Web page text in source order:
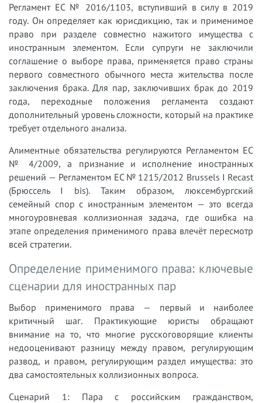
Регламент ЕС № 2016/1103, вступивший в силу в 2019
году. Он определяет как юрисдикцию, так и применимое
право при разделе совместно нажитого имущества с
иностранным элементом. Если супруги не заключили
соглашение о выборе права, применяется право страны
первого совместного обычного места жительства после
заключения брака. Для пар, заключивших брак до 2019
года, переходные положения регламента создают
дополнительный уровень сложности, который на практике
требует отдельного анализа.
Алиментные обязательства регулируются Регламентом ЕС
№ 4/2009, а признание и исполнение иностранных
решений — Регламентом ЕС № 1215/2012 Brussels I Recast
(Брюссель I bis). Таким образом, люксембургский
семейный спор с иностранным элементом — это всегда
многоуровневая коллизионная задача, где ошибка на
этапе определения применимого права влечёт пересмотр
всей стратегии.
Определение применимого права: ключевые
сценарии для иностранных пар
Выбор применимого права — первый и наиболее
критичный шаг. Практикующие юристы обращают
внимание на то, что многие русскоговорящие клиенты
недооценивают разницу между правом, регулирующим
развод, и правом, регулирующим раздел имущества: это
два самостоятельных коллизионных вопроса.
Сценарий 1: Пара с российским гражданством,